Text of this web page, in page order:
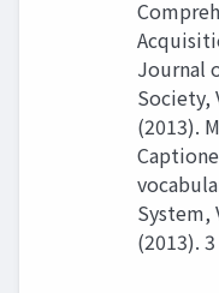
Journal
Society,
(2013).
System,
(2013). 3